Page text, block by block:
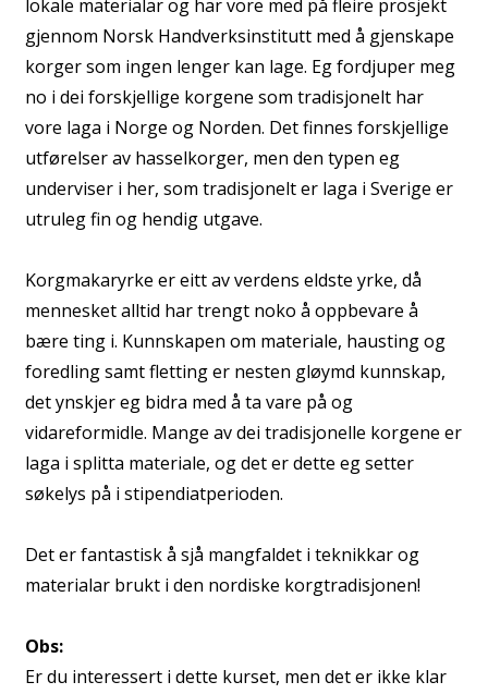
lokale materialar og har vore med på fleire prosjekt
gjennom Norsk Handverksinstitutt med å gjenskape
korger som ingen lenger kan lage. Eg fordjuper meg
no i dei forskjellige korgene som tradisjonelt har
vore laga i Norge og Norden. Det finnes forskjellige
utførelser av hasselkorger, men den typen eg
underviser i her, som tradisjonelt er laga i Sverige er
utruleg fin og hendig utgave.
Korgmakaryrke er eitt av verdens eldste yrke, då
mennesket alltid har trengt noko å oppbevare å
bære ting i. Kunnskapen om materiale, hausting og
foredling samt fletting er nesten gløymd kunnskap,
det ynskjer eg bidra med å ta vare på og
vidareformidle. Mange av dei tradisjonelle korgene er
laga i splitta materiale, og det er dette eg setter
søkelys på i stipendiatperioden.
Det er fantastisk å sjå mangfaldet i teknikkar og
materialar brukt i den nordiske korgtradisjonen!
Obs:
Er du interessert i dette kurset, men det er ikke klar